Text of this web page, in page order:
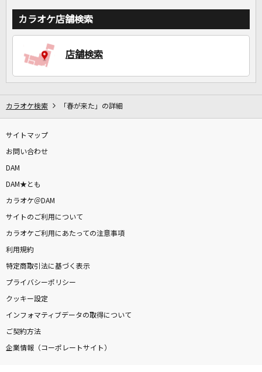
カラオケ店舗検索
店舗検索
カラオケ検索 「春が来た」の詳細
サイトマップ
お問い合わせ
DAM
DAM★とも
カラオケ＠DAM
サイトのご利用について
カラオケご利用にあたっての注意事項
利用規約
特定商取引法に基づく表示
プライバシーポリシー
クッキー設定
インフォマティブデータの取得について
ご契約方法
企業情報（コーポレートサイト）